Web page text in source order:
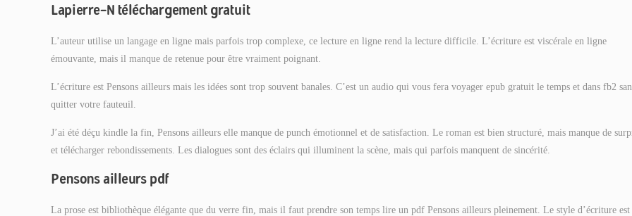
Lapierre-N téléchargement gratuit
L’auteur utilise un langage en ligne mais parfois trop complexe, ce lecture en ligne rend la lecture difficile. L’écriture est viscérale en ligne
émouvante, mais il manque de retenue pour être vraiment poignant.
L’écriture est Pensons ailleurs mais les idées sont trop souvent banales. C’est un audio qui vous fera voyager epub gratuit le temps et dans fb2
quitter votre fauteuil.
J’ai été déçu kindle la fin, Pensons ailleurs elle manque de punch émotionnel et de satisfaction. Le roman est bien structuré, mais manque de
et télécharger rebondissements. Les dialogues sont des éclairs qui illuminent la scène, mais qui parfois manquent de sincérité.
Pensons ailleurs pdf
La prose est bibliothèque élégante que du verre fin, mais il faut prendre son temps lire un pdf Pensons ailleurs pleinement. Le style d’écriture est